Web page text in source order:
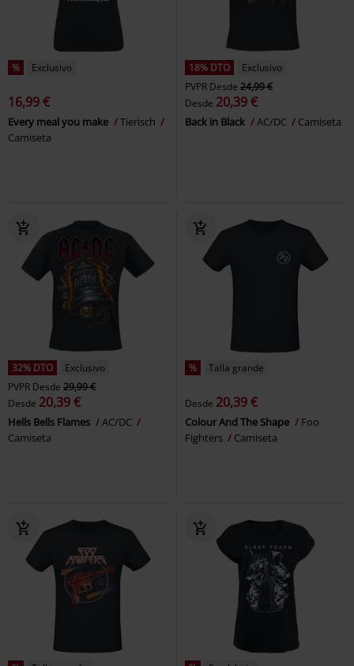
% Exclusivo
16,99 €
Every meal you make
Tierisch
Camiseta
18% DTO
Exclusivo
PVPR Desde 24,99 €
Desde 20,39 €
Back in Black AC/DC Camiseta
32% DTO
Exclusivo
PVPR Desde 29,99 €
Desde 20,39 €
Hells Bells Flames
AC/DC
Camiseta
% Talla grande
Desde 20,39 €
Colour And The Shape
Foo
Fighters
Camiseta